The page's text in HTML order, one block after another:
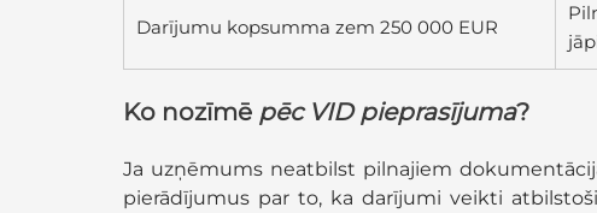
Darījumu kopsumma zem 250 000 EUR
Ko nozīmē pēc VID pieprasījuma?
Ja uzņēmums neatbilst pilnajiem
pierādījumus par to, ka darījumi veikti